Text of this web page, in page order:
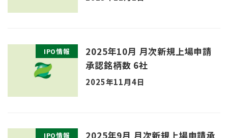
IPO情報
2025年10月 月次新規上場申請
承認銘柄数 6社
2025年11月4日
IPO情報
2025年9月 月次新規上場申請承